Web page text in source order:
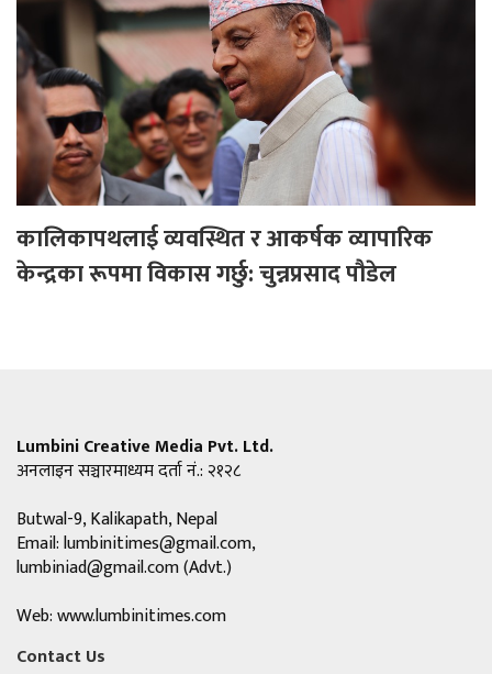
कालिकापथलाई व्यवस्थित र आकर्षक व्यापारिक
केन्द्रका रूपमा विकास गर्छु: चुन्नप्रसाद पौडेल
Lumbini Creative Media Pvt. Ltd.
अनलाइन सञ्चारमाध्यम दर्ता नं.: २१२८
Butwal-9, Kalikapath, Nepal
Email:lumbinitimes@gmail.com,
lumbiniad@gmail.com(Advt.)
Web: www.lumbinitimes.com
Contact Us